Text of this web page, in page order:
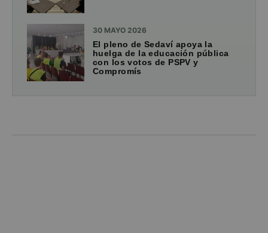
30 MAYO 2026
El pleno de Sedaví apoya la
huelga de la educación pública
con los votos de PSPV y
Compromís